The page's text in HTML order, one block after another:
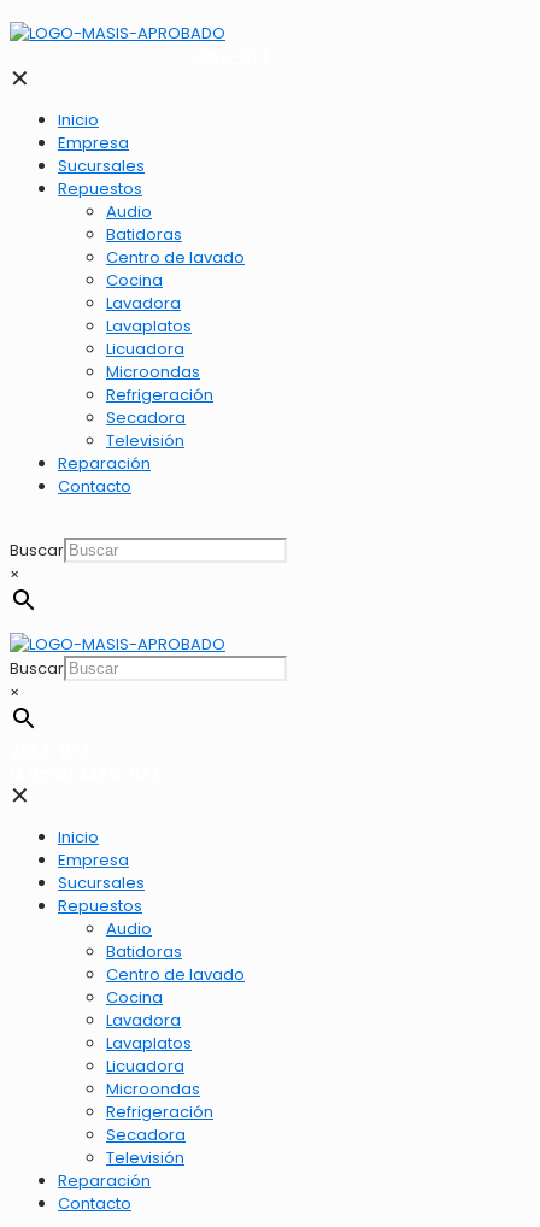
✕
Inicio
Empresa
Sucursales
Repuestos
Audio
Batidoras
Centro de lavado
Cocina
Lavadora
Lavaplatos
Licuadora
Microondas
Refrigeración
Secadora
Televisión
Reparación
Contacto
Buscar
×
Buscar
×
✕
Inicio
Empresa
Sucursales
Repuestos
Audio
Batidoras
Centro de lavado
Cocina
Lavadora
Lavaplatos
Licuadora
Microondas
Refrigeración
Secadora
Televisión
Reparación
Contacto